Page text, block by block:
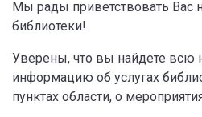
Мы рады приветствовать Вас
библиотеки!
Уверены, что вы найдете всю
информацию об услугах
пунктах области, о